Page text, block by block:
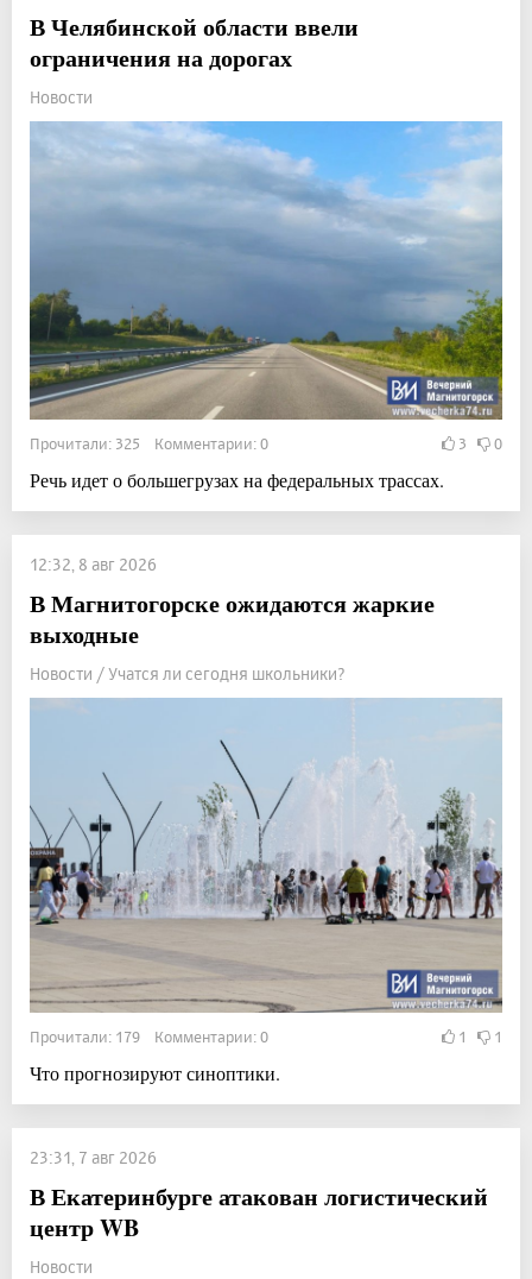
В Челябинской области ввели
ограничения на дорогах
Новости
Прочитали: 325 Комментарии: 0 3 0
Речь идет о большегрузах на федеральных трассах.
12:32, 8 авг 2026
В Магнитогорске ожидаются жаркие
выходные
Новости / Учатся ли сегодня школьники?
Прочитали: 179 Комментарии: 0 1 1
Что прогнозируют синоптики.
23:31, 7 авг 2026
В Екатеринбурге атакован логистический
центр WB
Новости